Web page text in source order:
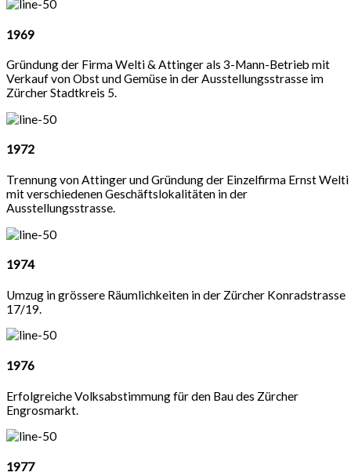
1969
Gründung der Firma Welti & Attinger als 3-Mann-Betrieb mit
Verkauf von Obst und Gemüse in der Ausstellungsstrasse im
Zürcher Stadtkreis 5.
1972
Trennung von Attinger und Gründung der Einzelfirma Ernst Welti
mit verschiedenen Geschäftslokalitäten in der
Ausstellungsstrasse.
1974
Umzug in grössere Räumlichkeiten in der Zürcher Konradstrasse
17/19.
1976
Erfolgreiche Volksabstimmung für den Bau des Zürcher
Engrosmarkt.
1977